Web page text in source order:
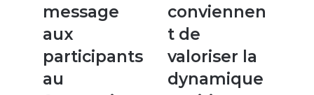
adresse
un
message
participants
au
message
aux
participants
au
l'Espagne
conviennent
de
valoriser
la
dynamique
conviennen
t de
valoriser la
dynamique